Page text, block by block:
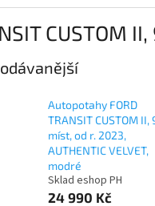
CUSTOM
Autopotahy FORD
TRANSIT CUSTOM II,
míst, od r. 2023,
AUTHENTIC VELVET,
modré
Sklad eshop PH
24 990 Kč